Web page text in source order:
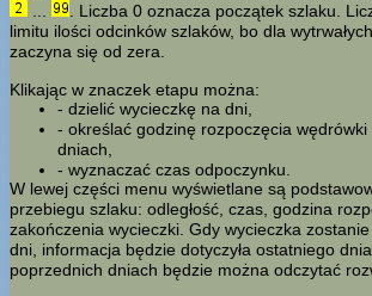
. Liczba 0 oznacza początek szlaku.
limitu ilości odcinków szlaków, bo dla
zaczyna się od zera.
Klikając w znaczek etapu można:
- dzielić wycieczkę na dni,
- określać godzinę rozpoczęcia
dniach,
- wyznaczać czas odpoczynku.
W lewej części menu wyświetlane są
przebiegu szlaku: odległość, czas, godzina
zakończenia wycieczki. Gdy wycieczka
dni, informacja będzie dotyczyła ostatniego
poprzednich dniach będzie można odczytać